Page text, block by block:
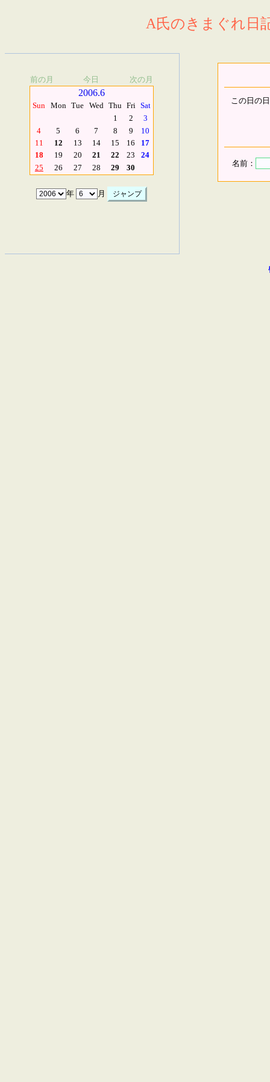
A氏のきまぐれ日
前の月 今日 次の月
2006.6
Sun Mon Tue Wed Thu Fri Sat
1
2
3
4
5 6 7 8 9
10
11
12 13 14 15 16
17
18
19 20 21 22 23
24
25
26 27 28 29 30
年 月
この日の
名前：